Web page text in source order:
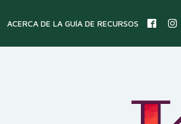
ACERCA DE LA GUÍA DE RECURSOS